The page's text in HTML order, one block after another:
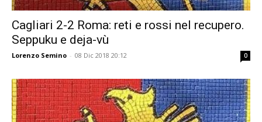
Cagliari 2-2 Roma: reti e rossi nel recupero.
Seppuku e deja-vù
Lorenzo Semino - 08 Dic 2018 20:12 0